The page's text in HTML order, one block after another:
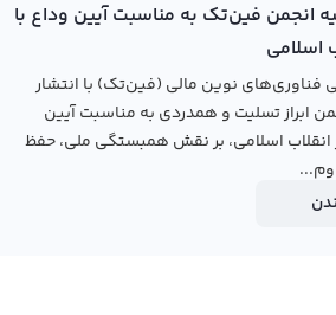
های ایرانی، هیچ یک نمودار مونگ کوین را
ایرانی از سال ۹۵ به بعد، فعالیت خود را آغاز
مونگ کوین به تومان در سال های اخیر، می
صفحه نمودار قیمت مونگ کوین به تومان و
ارز دیجیتال پشتیبانی می‌کند. برای معامله رمز مونگ کوین، به صفحه
انجمن فین‌تک به مناسبت آیین وداع با
اسلامی
فناوری‌های نوین مالی (فین‌تک) با انتشار
ابراز تسلیت و همدردی به مناسبت آیین
انقلاب اسلامی، بر نقش همبستگی ملی، حفظ